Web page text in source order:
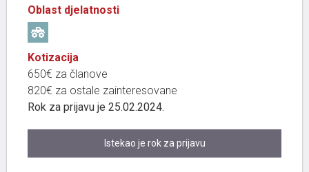
Oblast djelatnosti
Kotizacija
650€ za članove
820€ za ostale zainteresovane
Rok za prijavu je 25.02.2024.
Istekao je rok za prijavu